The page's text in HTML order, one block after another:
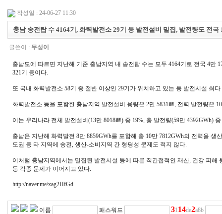
작성일 : 24-06-27 11:30
충남 송전탑 수 4164기, 화력발전소 29기 등 발전설비 밀집, 발전량도 전국
글쓴이 : 무성이
충남도에 따르면 지난해 기준 충남지역 내 송전탑 수는 모두 4164기로 전국 4만
321기 등이다.
또 국내 화력발전소 58기 중 절반 이상인 29기가 위치하고 있는 등 발전시설 최
화력발전소 등을 포함한 충남지역 발전설비 용량은 2만 5831㎿, 전력 발전량은
이는 우리나라 전체 발전설비(13만 8018㎿) 중 19%, 총 발전량(59만 4392GWh)
충남은 지난해 화력발전 8만 8859GWh를 포함해 총 10만 7812GWh의 전력을
도권 등 타 지역에 송전, 생산-소비지역 간 형평성 문제도 적지 않다.
이처럼 충남지역에서는 밀집된 발전시설 등에 따른 직간접적인 재산, 건강 피
등 각종 문제가 이어지고 있다.
http://naver.me/xag2HfGd
이름 패스워드 3114de2a8b